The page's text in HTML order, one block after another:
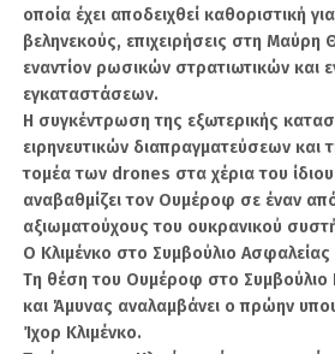
Ο Μπαγτσίογλου υποστήριξε
σημερινή συγκυρία
για την Τουρκία,
διεθνή διάσταση η
Μεσογείου».
Συγκεκριμένα, εισηγήθηκε
Συρίας και της Αιγύπτου σε
στη συνέχεια της Λιβύης και
να δημιουργηθεί, υπό την
μια νέα αρχιτεκτονική
στη Μεσόγειο.
οποία έχει αποδειχθεί καθοριστική
βεληνεκούς, επιχειρήσεις στη
εναντίον ρωσικών στρατιωτικών και
εγκαταστάσεων.
Η συγκέντρωση της εξωτερικής
ειρηνευτικών διαπραγματεύσεων και
τομέα των drones στα χέρια του
αναβαθμίζει τον Ουμέροφ σε έναν
αξιωματούχους του ουκρανικού
Ο Κλιμένκο στο Συμβούλιο Ασφαλείας
Τη θέση του Ουμέροφ στο Συμβούλιο
και Άμυνας αναλαμβάνει ο πρώην
Ίχορ Κλιμένκο.